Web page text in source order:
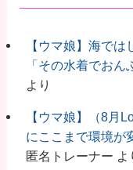
【ウマ娘】海では
「その水着でおん
より
【ウマ娘】（8月
にここまで環境が
匿名トレーナー よ